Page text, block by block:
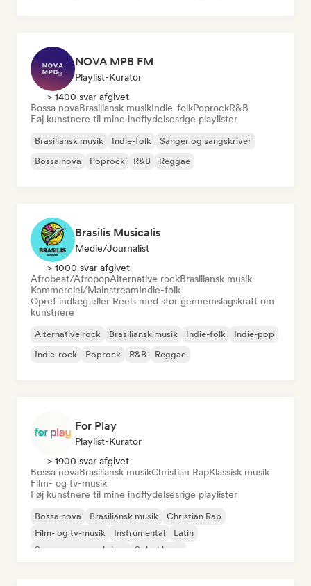
NOVA MPB FM
Playlist-Kurator
> 1400 svar afgivet
Bossa novaBrasiliansk musikIndie-folkPoprockR&B
Føj kunstnere til mine indflydelsesrige playlister
Brasiliansk musik Indie-folk
Sanger og sangskriver
Bossa nova
Poprock R&B Reggae
Brasilis Musicalis
Medie/journalist
> 1000 svar afgivet
Afrobeat/AfropopAlternative rockBrasiliansk musik
Kommerciel/MainstreamIndie-folk
Opret indlæg eller Reels med stor gennemslagskraft om
kunstnere
Alternative rock Brasiliansk musik Indie-folk
Indie-pop
Indie-rock
Poprock R&B Reggae
For Play
Playlist-Kurator
> 1900 svar afgivet
Bossa novaBrasiliansk musikChristian RapKlassisk musik
Film- og tv-musik
Føj kunstnere til mine indflydelsesrige playlister
Bossa nova Brasiliansk musik
Christian Rap
Film- og tv-musik
Instrumental
Latin
Sanger og sangskriver
Solo-klaver